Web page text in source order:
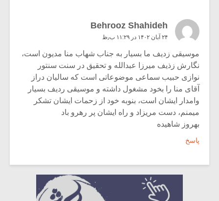
Behrooz Shahideh
۲۴ آبان ۱۴۰۲ در ۱۱:۲۹ ب٫ظ
موسیقى زدیف ما بسیار به جناب شهاب منا مدیون است،
نگارش زذیف میرزا عبدالله و تحقیق در سنت سنتور
نوازى حبیب سماعى موضوعاتى است که سالیان دراز
آقاى منا را بخود مشغول داشته و موسیقى ردیف بسیار
وامدار ایشان است، بنوبه خود از زحمات ایشان تشکر
میمنم، دست مریزاد و راه ایشان پر رهرو باد
بهروز شاهیده
پاسخ